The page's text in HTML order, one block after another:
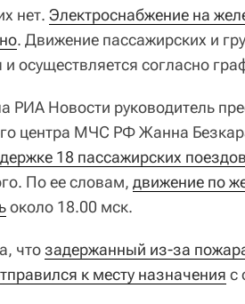
нет. Электроснабжение на
. Движение пассажирских и
осуществляется согласно
РИА Новости руководитель
центра МЧС РФ Жанна
18 пассажирских поездов
По ее словам, движение по
около 18.00 мск.
чтозадержанный из-за
к месту назначения с